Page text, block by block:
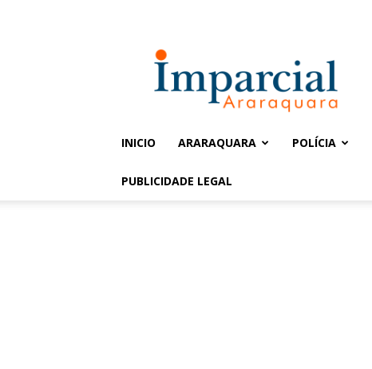
Imparcial
INICIO ARARAQUARA POLÍCIA
PUBLICIDADE LEGAL